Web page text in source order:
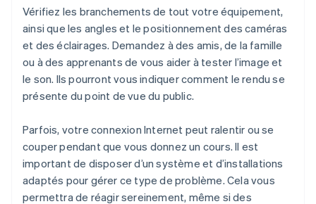
Vérifiez les branchements de tout votre équipement,
ainsi que les angles et le positionnement des caméras
et des éclairages. Demandez à des amis, de la famille
ou à des apprenants de vous aider à tester l’image et
le son. Ils pourront vous indiquer comment le rendu se
présente du point de vue du public.
Parfois, votre connexion Internet peut ralentir ou se
couper pendant que vous donnez un cours. Il est
important de disposer d’un système et d’installations
adaptés pour gérer ce type de problème. Cela vous
permettra de réagir sereinement, même si des